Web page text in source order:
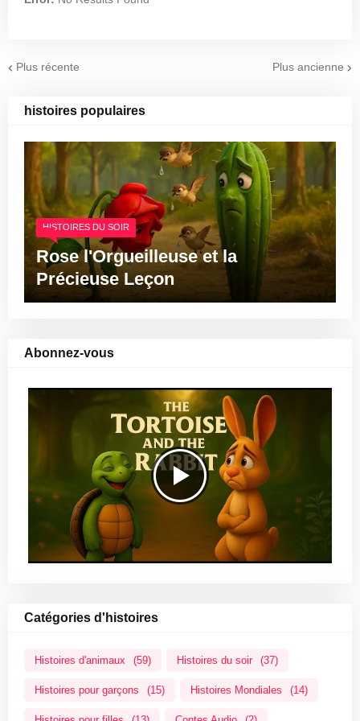
Plus récente Plus ancienne
histoires populaires
HISTOIRES DU SOIR
Rose l'Orgueilleuse et la
Précieuse Leçon
Abonnez-vous
Catégories d'histoires
Histoires d'animaux (59) Histoires du soir (37)
Histoires pour garçons (15) Histoires Mondiales (14)